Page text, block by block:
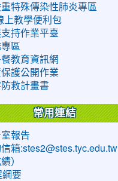
特殊傳染性肺炎專區
上教學便利包
持作業平臺
區
教育資訊網
保護公開作業
防救計畫書
常用連結
室報告
箱:stes2@stes.tyc.edu.tw
）
綱要